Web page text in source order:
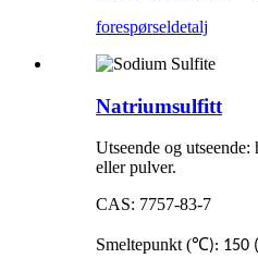
forespørseldetalj
Natriumsulfitt
Utseende og
eller pulver.
CAS: 7757-83-7
Smeltepunkt (℃): 150